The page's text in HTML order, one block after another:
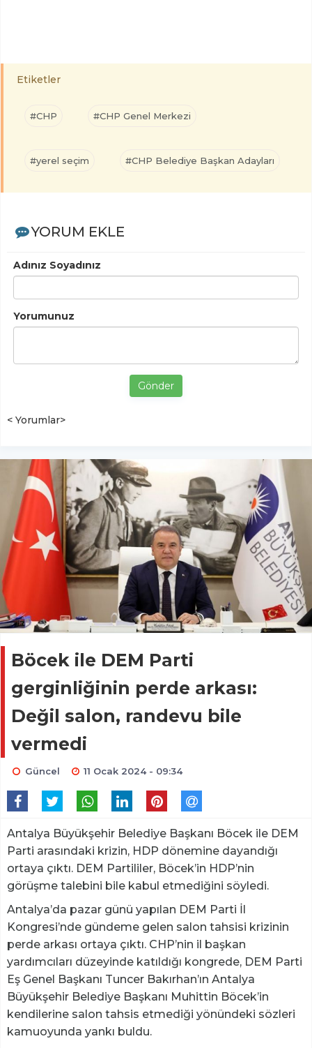
Etiketler
#CHP #CHP Genel Merkezi
#yerel seçim #CHP Belediye Başkan Adayları
YORUM EKLE
Adınız Soyadınız
Yorumunuz
Gönder
< Yorumlar>
Böcek ile DEM Parti
gerginliğinin perde arkası:
Değil salon, randevu bile
vermedi
Güncel 11 Ocak 2024 - 09:34
Antalya Büyükşehir Belediye Başkanı Böcek ile DEM
Parti arasındaki krizin, HDP dönemine dayandığı
ortaya çıktı. DEM Partililer, Böcek’in HDP’nin
görüşme talebini bile kabul etmediğini söyledi.
Antalya’da pazar günü yapılan DEM Parti İl
Kongresi’nde gündeme gelen salon tahsisi krizinin
perde arkası ortaya çıktı. CHP’nin il başkan
yardımcıları düzeyinde katıldığı kongrede, DEM Parti
Eş Genel Başkanı Tuncer Bakırhan’ın Antalya
Büyükşehir Belediye Başkanı Muhittin Böcek’in
kendilerine salon tahsis etmediği yönündeki sözleri
kamuoyunda yankı buldu.